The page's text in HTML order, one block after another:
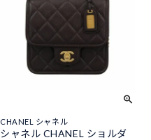
CHANEL シャネル
シャネル CHANEL ショルダ